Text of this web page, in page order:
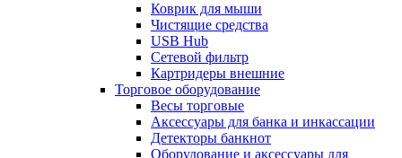
Коврик для мыши
Чистящие средства
USB Hub
Сетевой фильтр
Картридеры внешние
Торговое оборудование
Весы торговые
Аксессуары для банка и инкассации
Детекторы банкнот
Оборудование и аксессуары для